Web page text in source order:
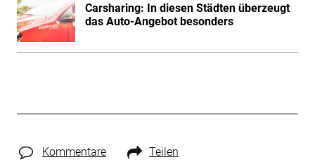
Carsharing: In diesen Städten überzeugt
das Auto-Angebot besonders
Kommentare Teilen